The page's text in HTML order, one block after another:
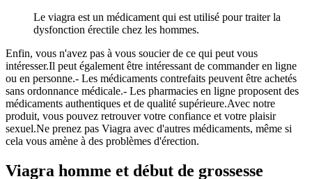
Le viagra est un médicament qui est utilisé pour traiter la
dysfonction érectile chez les hommes.
Enfin, vous n'avez pas à vous soucier de ce qui peut vous
intéresser.Il peut également être intéressant de commander en ligne
ou en personne.- Les médicaments contrefaits peuvent être achetés
sans ordonnance médicale.- Les pharmacies en ligne proposent des
médicaments authentiques et de qualité supérieure.Avec notre
produit, vous pouvez retrouver votre confiance et votre plaisir
sexuel.Ne prenez pas Viagra avec d'autres médicaments, même si
cela vous amène à des problèmes d'érection.
Viagra homme et début de grossesse